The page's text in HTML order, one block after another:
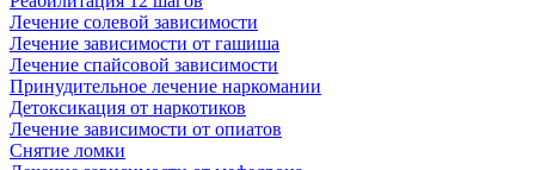
Лечение солевой зависимости
Лечение зависимости от гашиша
Лечение спайсовой зависимости
Принудительное лечение наркомании
Детоксикация от наркотиков
Лечение зависимости от опиатов
Снятие ломки